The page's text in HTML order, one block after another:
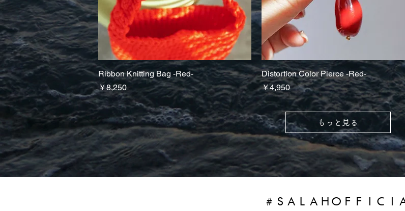
クイックビュー
Ribbon Knitting Bag -Red-
価格
￥8,250
クイックビュー
Distortion Color Pierce -Red-
価格
￥4,950
もっと見る